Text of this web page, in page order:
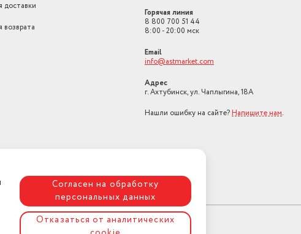
доставки
возврата
Горячая линия
8 800 700 51 44
8:00 - 20:00 мск
Email
info@astmarket.com
Адрес
г. Ахтубинск, ул. Чаплыгина, 18А
Нашли ошибку на сайте? Напишите нам.
Согласен на обработку
персональных данных
Отказаться от аналитических